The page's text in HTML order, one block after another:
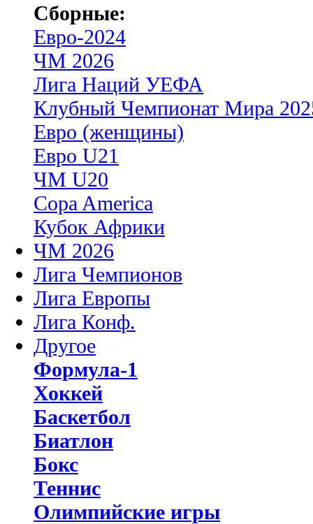
Сборные:
Евро-2024
ЧМ 2026
Лига Наций УЕФА
Клубный Чемпионат Мира
Евро (женщины)
Евро U21
ЧМ U20
Copa America
Кубок Африки
ЧМ 2026
Лига Чемпионов
Лига Европы
Лига Конф.
Другое
Формула-1
Хоккей
Баскетбол
Биатлон
Бокс
Теннис
Олимпийские игры